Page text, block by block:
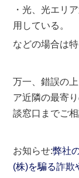
・光、光エリ
用している。
などの場合は
万一、錯誤の
ア近隣の最寄
談窓口までご相
お知らせ:弊社
(株)を騙る詐欺